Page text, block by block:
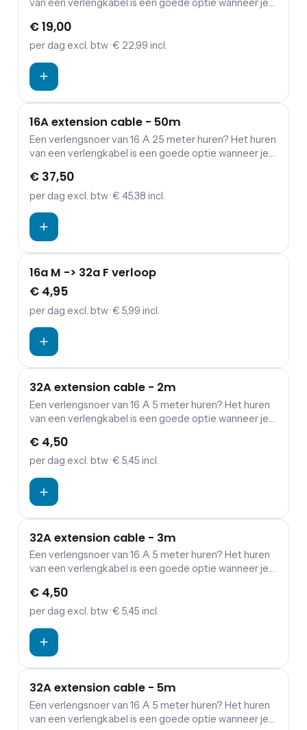
van een verlengkabel is een goede optie wanneer je
aggregaten.
€ 19,00
per dag excl. btw· € 22,99 incl.
16A extension cable - 50m
Een verlengsnoer van 16 A 25 meter huren? Het huren
van een verlengkabel is een goede optie wanneer je
aggregaten.
€ 37,50
per dag excl. btw· € 45,38 incl.
16a M -> 32a F verloop
€ 4,95
per dag excl. btw· € 5,99 incl.
32A extension cable - 2m
Een verlengsnoer van 16 A 5 meter huren? Het huren
van een verlengkabel is een goede optie wanneer je
aggregaten.
€ 4,50
per dag excl. btw· € 5,45 incl.
32A extension cable - 3m
Een verlengsnoer van 16 A 5 meter huren? Het huren
van een verlengkabel is een goede optie wanneer je
aggregaten.
€ 4,50
per dag excl. btw· € 5,45 incl.
32A extension cable - 5m
Een verlengsnoer van 16 A 5 meter huren? Het huren
van een verlengkabel is een goede optie wanneer je